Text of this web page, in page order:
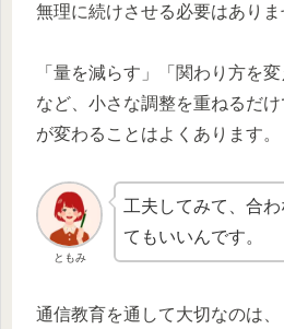
無理に続けさせる必要はありま
「量を減らす」「関わり方を
など、小さな調整を重ねるだ
が変わることはよくあります。
ともみ
工夫してみて、合
てもいいんです。
通信教育を通して大切なのは